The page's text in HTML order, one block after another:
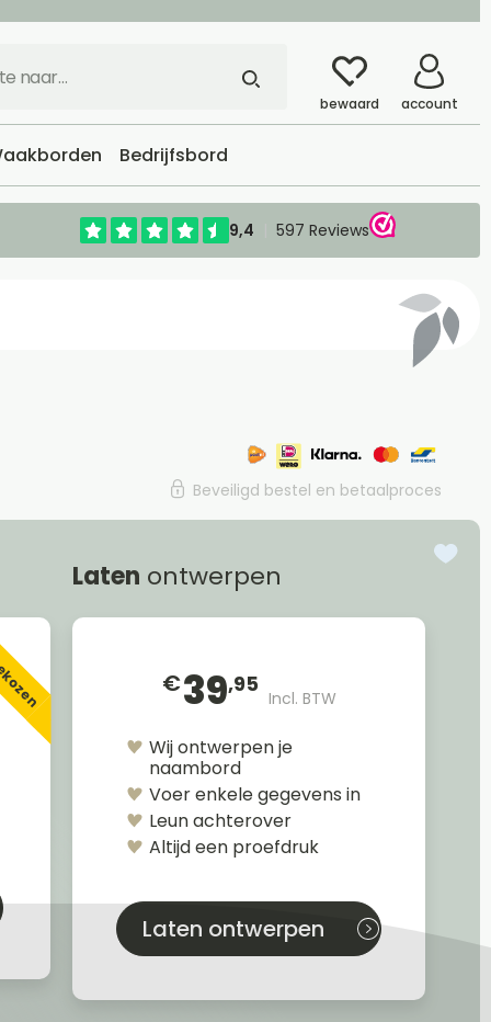
bewaard account
Bedrijfsbord
Beveiligd bestel en betaalproces
Laten ontwerpen
€39,95
Incl. BTW
Wij ontwerpen je
naambord
Voer enkele gegevens in
Leun achterover
Altijd een proefdruk
Laten ontwerpen